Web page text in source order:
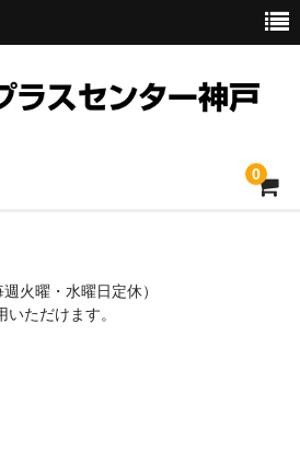
0
週火曜・水曜日定休）
ただけます。